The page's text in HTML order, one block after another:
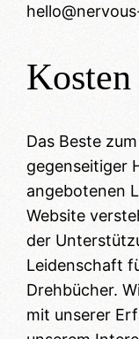
Kosten
Das Beste
gegenseitiger
angebotenen
Website
der
Leidenschaft
Drehbücher.
mit unserer